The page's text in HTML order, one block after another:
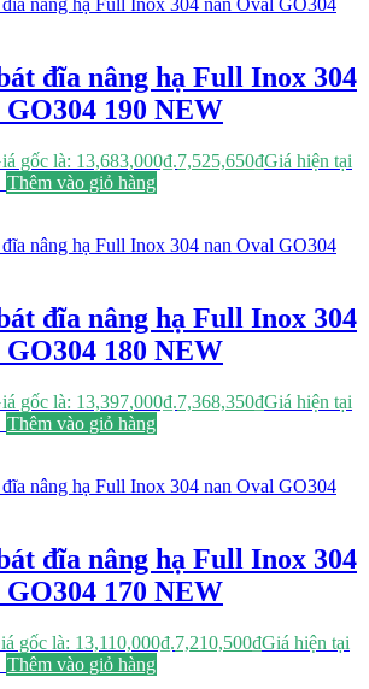
đĩa nâng hạ Full Inox 304
190 NEW
gốc là: 13,683,000₫.7,525,650₫Giá hiện tại
Thêm vào giỏ hàng
đĩa nâng hạ Full Inox 304
180 NEW
gốc là: 13,397,000₫.7,368,350₫Giá hiện tại
Thêm vào giỏ hàng
đĩa nâng hạ Full Inox 304
170 NEW
gốc là: 13,110,000₫.7,210,500₫Giá hiện tại
Thêm vào giỏ hàng